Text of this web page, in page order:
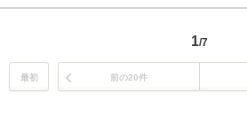
1/7
最初 前の20件